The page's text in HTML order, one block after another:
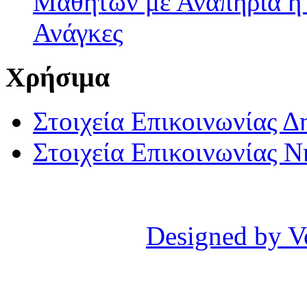
Ανάγκες
Χρήσιμα
Στοιχεία Επικοινωνίας
Στοιχεία Επικοινωνίας
Designed by